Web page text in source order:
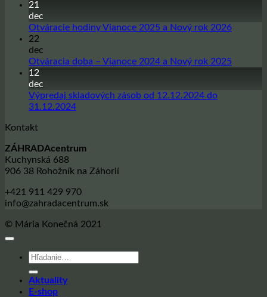
Sadbové
sezónu
21
dec
Otváracie hodiny Vianoce 2025 a Nový rok 2026Žiadne
22
dec
Otváracia doba – Vianoce 2024 a Nový rok 2025Žiadne
12
dec
Výpredaj skladových zásob od 12.12.2024 do
31.12.2024Žiadne
skladových
od
do
31.12.2024
Kontakt
ZÁHRADAcentrum
Kuchynská 688
906 38 Rohožník na Záhorií
+421 911 429 970
info@zahradacentrum.sk
© Mária Konečná 2021
Hľadať:
Aktuality
E-shop